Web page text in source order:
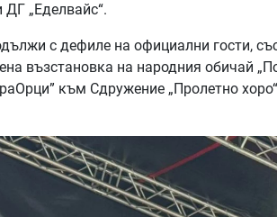
ДГ „Еделвайс“.
с дефиле на официални гости,
възстановка на народния обичай
към Сдружение „Пролетно